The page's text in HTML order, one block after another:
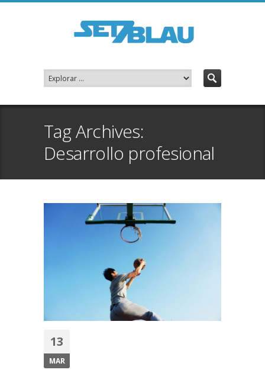
Tag Archives:
Desarrollo profesional
13
MAR